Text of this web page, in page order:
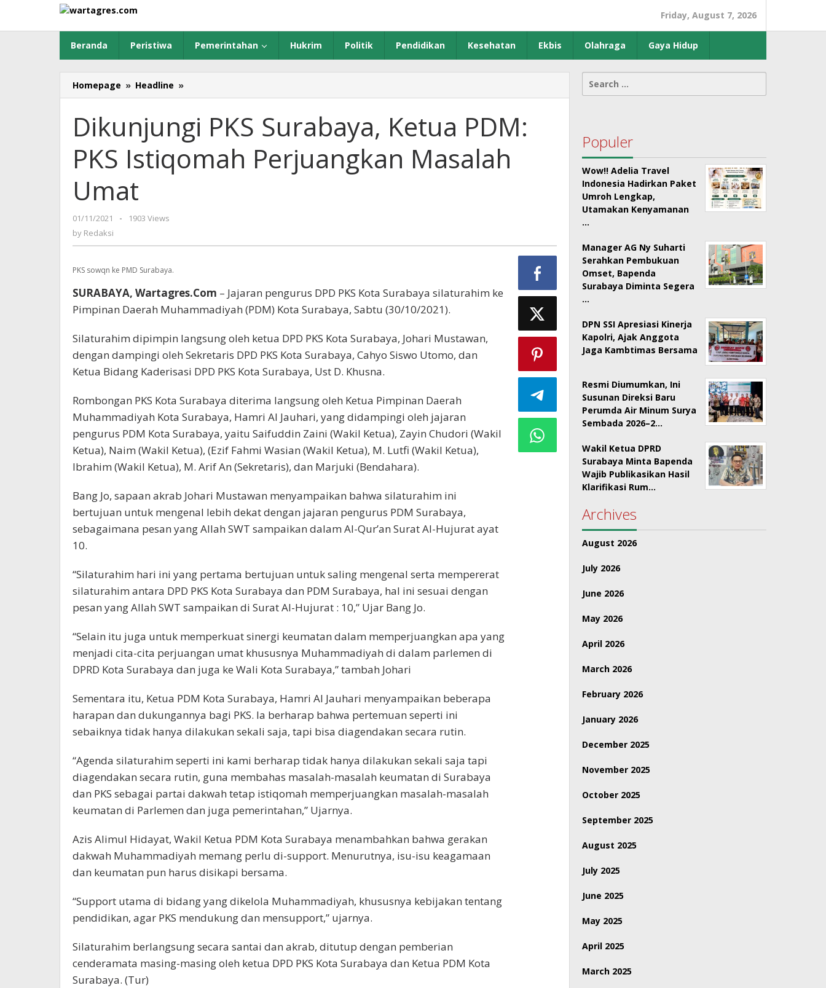
content
Friday, August 7, 2026
Beranda Peristiwa Pemerintahan Hukrim Politik Pendidikan Kesehatan Ekbis Olahraga Gaya Hidup
Homepage » Headline »
PKS
Ketua
PDM:
Istiqomah
Dikunjungi PKS Surabaya, Ketua PDM:
PKS Istiqomah Perjuangkan Masalah
Umat
01/11/2021
by
-
1903 Views
by Redaksi
PKS sowqn ke PMD Surabaya.
SURABAYA, Wartagres.Com – Jajaran pengurus DPD PKS Kota Surabaya silaturahim ke
Pimpinan Daerah Muhammadiyah (PDM) Kota Surabaya, Sabtu (30/10/2021).
Silaturahim dipimpin langsung oleh ketua DPD PKS Kota Surabaya, Johari Mustawan,
dengan dampingi oleh Sekretaris DPD PKS Kota Surabaya, Cahyo Siswo Utomo, dan
Ketua Bidang Kaderisasi DPD PKS Kota Surabaya, Ust D. Khusna.
Rombongan PKS Kota Surabaya diterima langsung oleh Ketua Pimpinan Daerah
Muhammadiyah Kota Surabaya, Hamri Al Jauhari, yang didampingi oleh jajaran
pengurus PDM Kota Surabaya, yaitu Saifuddin Zaini (Wakil Ketua), Zayin Chudori (Wakil
Ketua), Naim (Wakil Ketua), (Ezif Fahmi Wasian (Wakil Ketua), M. Lutfi (Wakil Ketua),
Ibrahim (Wakil Ketua), M. Arif An (Sekretaris), dan Marjuki (Bendahara).
Bang Jo, sapaan akrab Johari Mustawan menyampaikan bahwa silaturahim ini
bertujuan untuk mengenal lebih dekat dengan jajaran pengurus PDM Surabaya,
sebagaimana pesan yang Allah SWT sampaikan dalam Al-Qur’an Surat Al-Hujurat ayat
10.
“Silaturahim hari ini yang pertama bertujuan untuk saling mengenal serta mempererat
silaturahim antara DPD PKS Kota Surabaya dan PDM Surabaya, hal ini sesuai dengan
pesan yang Allah SWT sampaikan di Surat Al-Hujurat : 10,” Ujar Bang Jo.
“Selain itu juga untuk memperkuat sinergi keumatan dalam memperjuangkan apa yang
menjadi cita-cita perjuangan umat khususnya Muhammadiyah di dalam parlemen di
DPRD Kota Surabaya dan juga ke Wali Kota Surabaya,” tambah Johari
Sementara itu, Ketua PDM Kota Surabaya, Hamri Al Jauhari menyampaikan beberapa
harapan dan dukungannya bagi PKS. Ia berharap bahwa pertemuan seperti ini
sebaiknya tidak hanya dilakukan sekali saja, tapi bisa diagendakan secara rutin.
“Agenda silaturahim seperti ini kami berharap tidak hanya dilakukan sekali saja tapi
diagendakan secara rutin, guna membahas masalah-masalah keumatan di Surabaya
dan PKS sebagai partai dakwah tetap istiqomah memperjuangkan masalah-masalah
keumatan di Parlemen dan juga pemerintahan,” Ujarnya.
Azis Alimul Hidayat, Wakil Ketua PDM Kota Surabaya menambahkan bahwa gerakan
dakwah Muhammadiyah memang perlu di-support. Menurutnya, isu-isu keagamaan
dan keumatan pun harus disikapi bersama.
“Support utama di bidang yang dikelola Muhammadiyah, khususnya kebijakan tentang
pendidikan, agar PKS mendukung dan mensupport,” ujarnya.
Silaturahim berlangsung secara santai dan akrab, ditutup dengan pemberian
cenderamata masing-masing oleh ketua DPD PKS Kota Surabaya dan Ketua PDM Kota
Surabaya. (Tur)
Search
for:
Populer
Wow!! Adelia Travel
Indonesia Hadirkan Paket
Umroh Lengkap,
Utamakan Kenyamanan
…
Manager AG Ny Suharti
Serahkan Pembukuan
Omset, Bapenda
Surabaya Diminta Segera
…
DPN SSI Apresiasi Kinerja
Kapolri, Ajak Anggota
Jaga Kambtimas Bersama
Resmi Diumumkan, Ini
Susunan Direksi Baru
Perumda Air Minum Surya
Sembada 2026–2…
Wakil Ketua DPRD
Surabaya Minta Bapenda
Wajib Publikasikan Hasil
Klarifikasi Rum…
Archives
August 2026
July 2026
June 2026
May 2026
April 2026
March 2026
February 2026
January 2026
December 2025
November 2025
October 2025
September 2025
August 2025
July 2025
June 2025
May 2025
April 2025
March 2025